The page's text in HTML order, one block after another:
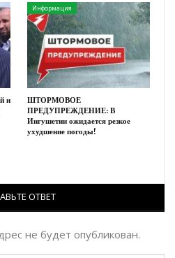
и
Информация
ШТОРМОВОЕ
ПРЕДУПРЕЖДЕНИЕ: В
Ингушетии ожидается резкое
ухудшение погоды!
ОТВЕТ
не будет опубликован.